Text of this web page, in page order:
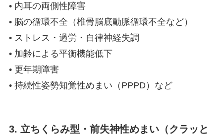
• 内耳の両側性障害
• 脳の循環不全（椎骨脳底動脈循環不全など）
• ストレス・過労・自律神経失調
• 加齢による平衡機能低下
• 更年期障害
• 持続性姿勢知覚性めまい（PPPD）など
3. 立ちくらみ型・前失神性めまい（クラッと